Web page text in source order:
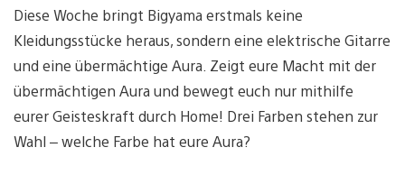
Diese Woche bringt Bigyama erstmals keine
Kleidungsstücke heraus, sondern eine elektrische Gitarre
und eine übermächtige Aura. Zeigt eure Macht mit der
übermächtigen Aura und bewegt euch nur mithilfe
eurer Geisteskraft durch Home! Drei Farben stehen zur
Wahl – welche Farbe hat eure Aura?